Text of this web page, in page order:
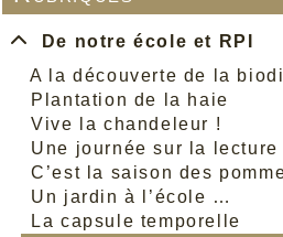
De notre école et RPI
A la découverte de la
Plantation de la haie
Vive la chandeleur !
Une journée sur la lecture
C’est la saison des
Un jardin à l’école …
La capsule temporelle